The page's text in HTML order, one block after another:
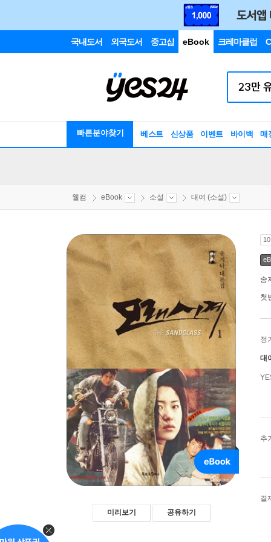
국내도서 외국도서 중고샵 eBook 크레마클럽
빠른분야찾기 베스트 신상품 이벤트 바이백 매
웰컴 eBook 소설 대여 (소설)
미리보기 공유하기
송
첫
정
대
추
결